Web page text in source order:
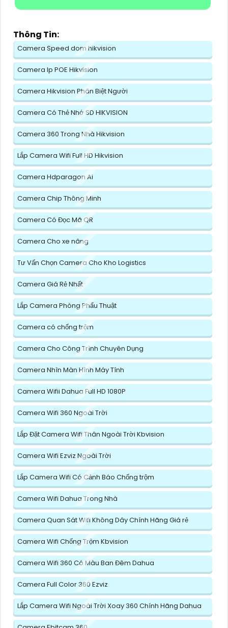
Thông Tin:
Camera Speed dom hikvision
Camera Ip POE Hikvision
Camera Hikvision Phân Biệt Người
Camera Có Thẻ Nhớ SD HIKVISION
Camera 360 Trong Nhà Hikvision
Lắp Camera Wifi Full HD Hikvision
Camera Hdparagon Ai
Camera Chip Thông Minh
Camera Có Đọc Mã QR
Camera Cho xe nâng
Tư Vấn Chọn Camera Cho Kho Logistics
Camera Giá Rẻ Nhất
Lắp Camera Phòng Phẩu Thuật
Camera có chống trộm
Camera Cho Công Trình Chuyên Dụng
Camera Nhìn Màn Hình Máy Tính
Camera Wifii Dahua Full HD 1080P
Camera Wifi 360 Ngoài Trời
Lắp Đặt Camera Wifi Thân Ngoài Trời Kbvision
Camera Wifi Ezviz Ngoài Trời
Lắp Camera Wifi Có Cảnh Báo Chống trộm
Camera Wifi Dahua Trong Nhà
Camera Quan Sát Wifi Không Dây Chính Hãng Giá rẻ
Camera Wifi Chống Trộm Kbvision
Camera Wifi 360 Có Màu Ban Đêm Dahua
Camera Full Color 360 Ezviz
Lắp Camera Wifi Ngoài Trời Xoay 360 Chính Hãng Dahua